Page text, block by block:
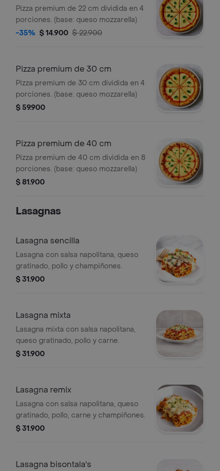
Pizza premium de 22 cm dividida en 4
porciones. (base: queso mozzarella)
-35% $ 14.900 $ 22.900
Pizza premium de 30 cm
Pizza premium de 30 cm dividida en 4
porciones. (base: queso mozzarella)
$ 59.900
Pizza premium de 40 cm
Pizza premium de 40 cm dividida en 8
porciones. (base: queso mozzarella)
$ 81.900
Lasagnas
Lasagna sencilla
Lasagna con salsa napolitana, queso
gratinado, pollo y champiñones.
$ 31.900
Lasagna mixta
Lasagna mixta con salsa napolitana,
queso gratinado, pollo y carne.
$ 31.900
Lasagna remix
Lasagna con salsa napolitana, queso
gratinado, pollo, carne y champiñones.
$ 31.900
Lasagna bisontala's